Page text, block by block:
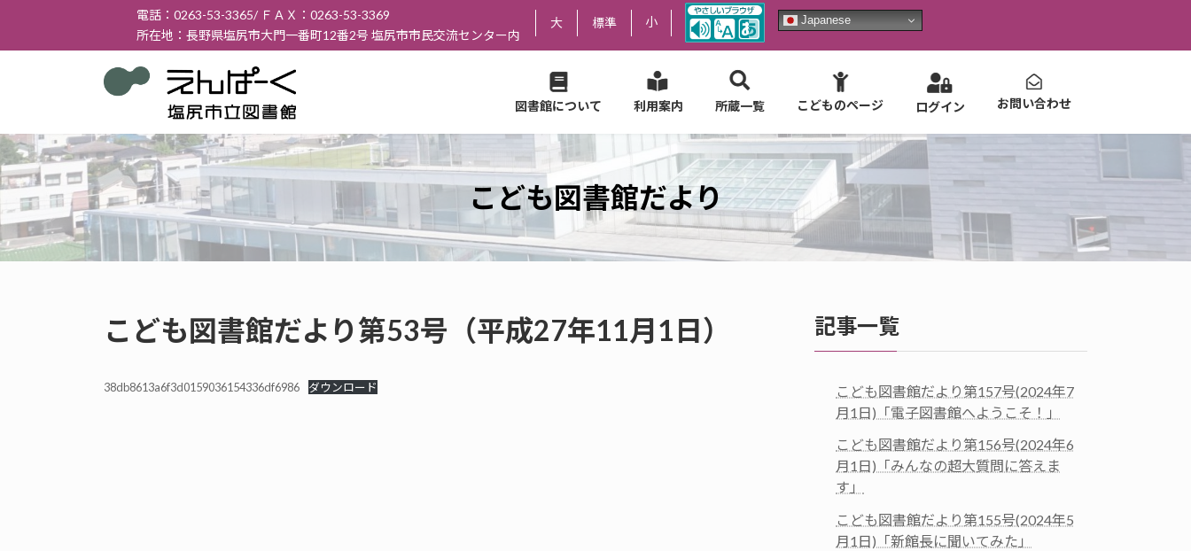
テ
ス
キ
ッ
ゲ
ン
に
移
電話：0263-53-3365/ ＦＡＸ：0263-53-3369
所在地：長野県塩尻市大門一番町12番2号 塩尻市市民交流センター内
大 標準 小 Japanese
図書館について 利用案内 所蔵一覧 こどものページ ログイン お問い合わせ
こども図書館だより
こども図書館だより第53号（平成27年11月1日）
38db8613a6f3d0159036154336df6986 ダウンロード
記事一覧
こども図書館だより第157号(2024年7
月1日)「電子図書館へようこそ！」
こども図書館だより第156号(2024年6
月1日)「みんなの超大質問に答えま
す」
こども図書館だより第155号(2024年5
月1日)「新館長に聞いてみた」